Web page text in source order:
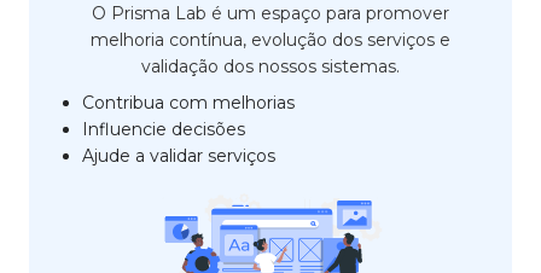
O Prisma Lab é um espaço para promover
melhoria contínua, evolução dos serviços e
validação dos nossos sistemas.
Contribua com melhorias
Influencie decisões
Ajude a validar serviços